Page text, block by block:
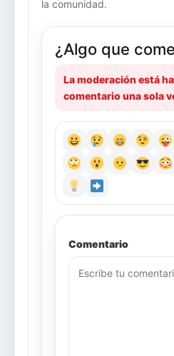
la comunidad.
¿Algo que
La moderación está
comentario una sola
Comentario